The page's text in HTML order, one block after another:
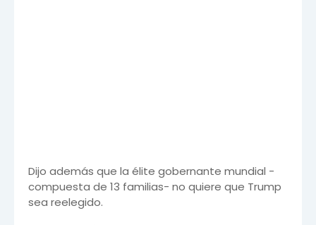
Dijo además que la élite gobernante mundial -
compuesta de 13 familias- no quiere que Trump
sea reelegido.